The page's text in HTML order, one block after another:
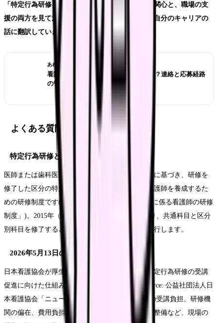
「特定行為研修を受けるかどうか」は、学びへの関心と、職場の支
援の両方を見て決める話です。要望書の動きを、自分のキャリアの
話に翻訳していきましょう。
あわせて読みたい
看護師転職サイトは複数登録していい？連絡と応募経路
の管理方法
よくある質問
特定行為研修とは何ですか？
医師または歯科医師があらかじめ作成した手順書に基づき、研修を
修了した区分の特定行為（診療の補助）を行う看護師を養成するた
めの研修制度です(Source: 厚生労働省「特定行為に係る看護師の研修
制度」)。2015年（平成27年）10月に制度が始まり、共通科目と区分
別科目を修了すると、指定研修機関が修了証を発行します。
2026年5月13日の要望の中身は何ですか？
日本看護協会が厚生労働省医政局へ提出した、特定行為研修の受講
促進に向けた仕組みの構築を求める要望です(Source: 公益社団法人日
本看護協会「ニュースリリース」)。働きながらの受講負担、研修機
関の偏在、費用負担、修了後の活用ポジションの整備など、現場の